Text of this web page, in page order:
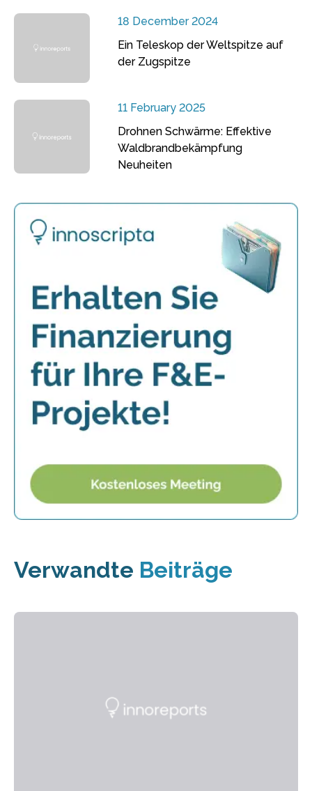
18 December 2024
Ein Teleskop der Weltspitze auf
der Zugspitze
11 February 2025
Drohnen Schwärme: Effektive
Waldbrandbekämpfung
Neuheiten
Verwandte Beiträge